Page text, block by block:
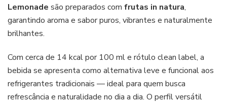
Lemonade são preparados com frutas in natura,
garantindo aroma e sabor puros, vibrantes e naturalmente
brilhantes.
Com cerca de 14 kcal por 100 ml e rótulo clean label, a
bebida se apresenta como alternativa leve e funcional aos
refrigerantes tradicionais — ideal para quem busca
refrescância e naturalidade no dia a dia. O perfil versátil